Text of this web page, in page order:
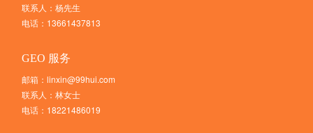
联系人：杨先生
电话：13661437813
GEO 服务
邮箱：linxin@99hui.com
联系人：林女士
电话：18221486019